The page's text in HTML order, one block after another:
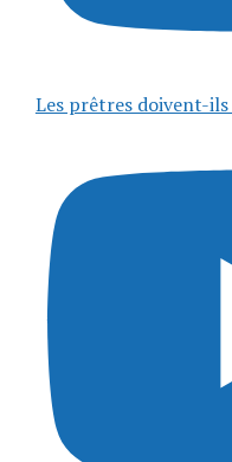
Les prêtres doivent-